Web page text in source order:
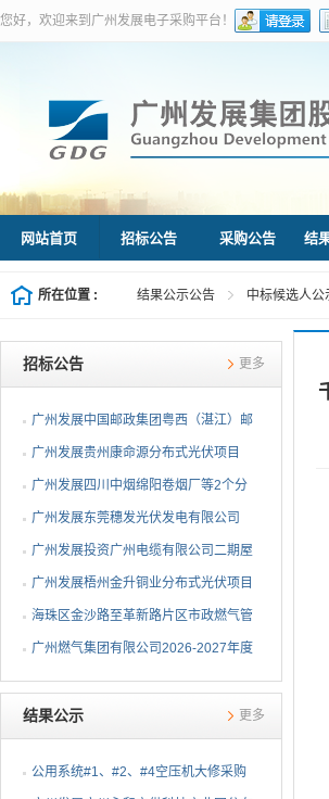
您好，欢迎来到广州发展电子采购平台！
网站首页 招标公告 采购公告 结
所在位置 : 结果公示公告 中标候选人公
招标公告 更多
广州发展中国邮政集团粤西（湛江）邮
件处理中心等3个分布...
广州发展贵州康命源分布式光伏项目
EPC总承包（第二次招标...
广州发展四川中烟绵阳卷烟厂等2个分
布式光伏项目EPC总承包...
广州发展东莞穗发光伏发电有限公司
（广州港新沙港务有限公...
广州发展投资广州电缆有限公司二期屋
顶分布式光伏项目EPC...
广州发展梧州金升铜业分布式光伏项目
EPC总承包招标公告
海珠区金沙路至革新路片区市政燃气管
网更新工程招标公告
广州燃气集团有限公司2026-2027年度
燃气用埋地聚乙烯（PE1...
结果公示 更多
公用系统#1、#2、#4空压机大修采购